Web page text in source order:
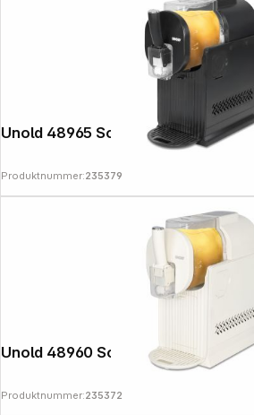
Unold 48965 Sofia
Produktnummer:235379
Unold 48960
Produktnummer:235372